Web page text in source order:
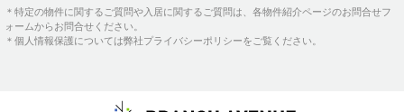
＊特定の物件に関するご質問や入居に関するご質問は、各物件紹介ページのお問合せフ
ォームからお問合せください。
＊個人情報保護については弊社プライバシーポリシーをご覧ください。